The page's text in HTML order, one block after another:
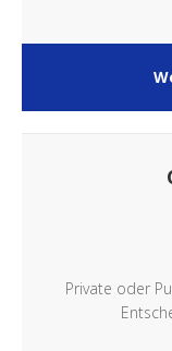
Private oder